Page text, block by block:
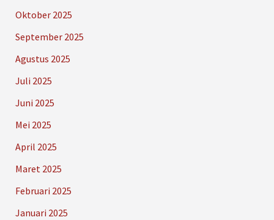
Oktober 2025
September 2025
Agustus 2025
Juli 2025
Juni 2025
Mei 2025
April 2025
Maret 2025
Februari 2025
Januari 2025